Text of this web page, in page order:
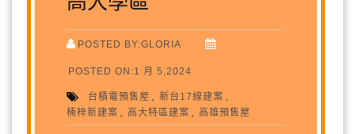
POSTED BY:GLORIA
POSTED ON:1 月 5,2024
台積電預售屋 ,新台17線建案
楠梓新建案 ,高大特區建案 ,高雄預售屋